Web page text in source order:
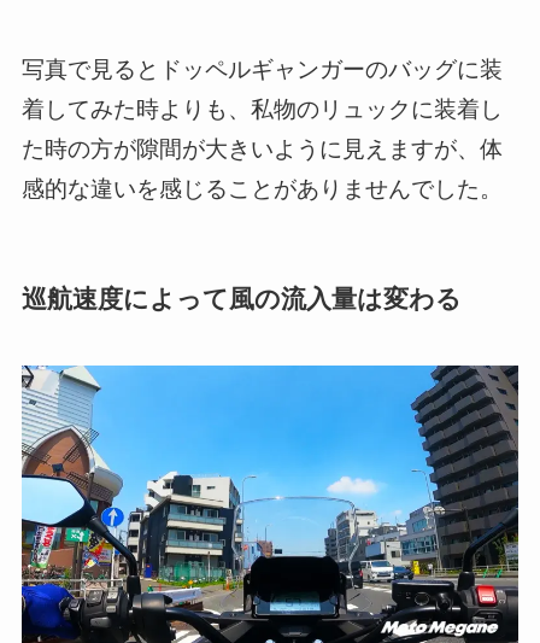
写真で見るとドッペルギャンガーのバッグに装
着してみた時よりも、私物のリュックに装着し
た時の方が隙間が大きいように見えますが、体
感的な違いを感じることがありませんでした。
巡航速度によって風の流入量は変わる